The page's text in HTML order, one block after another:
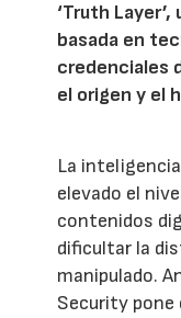
‘Truth
basada en
credenciales
el origen y el
La
elevado el
contenidos
dificultar la
manipulado.
Security pone